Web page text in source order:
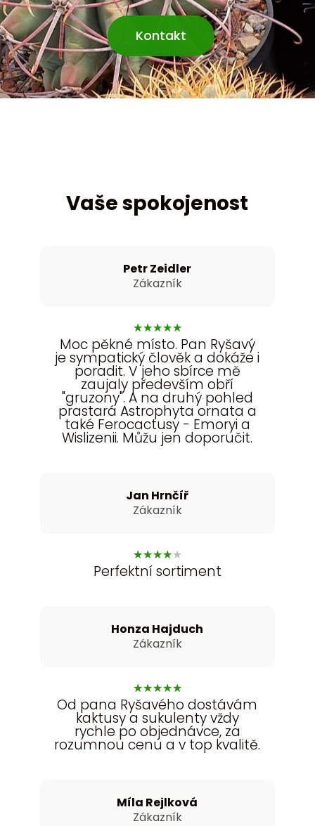
Kontakt
Vaše spokojenost
Petr Zeidler
Zákazník
★★★★★
Moc pěkné místo. Pan Ryšavý
je sympatický člověk a dokáže i
poradit. V jeho sbírce mě
zaujaly především obří
"gruzony". A na druhý pohled
prastará Astrophyta ornata a
také Ferocactusy - Emoryi a
Wislizenii. Můžu jen doporučit.
Jan Hrnčíř
Zákazník
★★★★★
Perfektní sortiment
Honza Hajduch
Zákazník
★★★★★
Od pana Ryšavého dostávám
kaktusy a sukulenty vždy
rychle po objednávce, za
rozumnou cenu a v top kvalitě.
Míla Rejlková
Zákazník